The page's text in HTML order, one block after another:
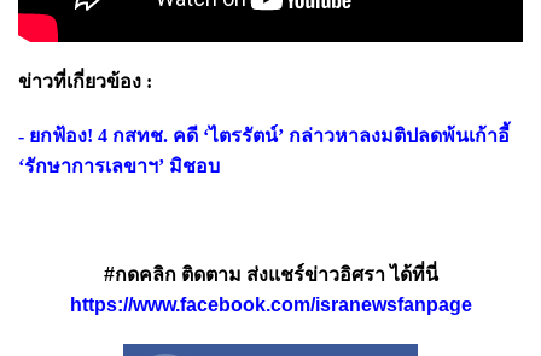
ข่าวที่เกี่ยวข้อง :
- ยกฟ้อง! 4 กสทช. คดี ‘ไตรรัตน์’ กล่าวหาลงมติปลดพ้นเก้าอี้
‘รักษาการเลขาฯ’ มิชอบ
#กดคลิก ติดตาม ส่งแชร์ข่าวอิศรา ได้ที่นี่
https://www.facebook.com/isranewsfanpage